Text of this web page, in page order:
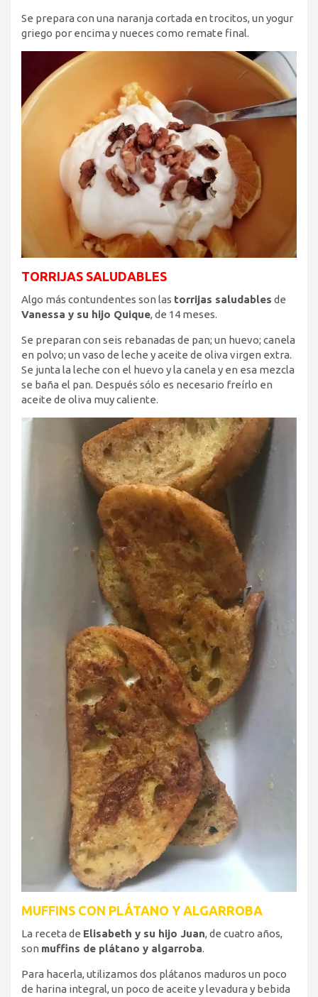
Se prepara con una naranja cortada en trocitos, un yogur
griego por encima y nueces como remate final.
TORRIJAS SALUDABLES
Algo más contundentes son las torrijas saludables de
Vanessa y su hijo Quique, de 14 meses.
Se preparan con seis rebanadas de pan; un huevo; canela
en polvo; un vaso de leche y aceite de oliva virgen extra.
Se junta la leche con el huevo y la canela y en esa mezcla
se baña el pan. Después sólo es necesario freírlo en
aceite de oliva muy caliente.
MUFFINS CON PLÁTANO Y ALGARROBA
La receta de Elisabeth y su hijo Juan, de cuatro años,
son muffins de plátano y algarroba.
Para hacerla, utilizamos dos plátanos maduros un poco
de harina integral, un poco de aceite y levadura y bebida